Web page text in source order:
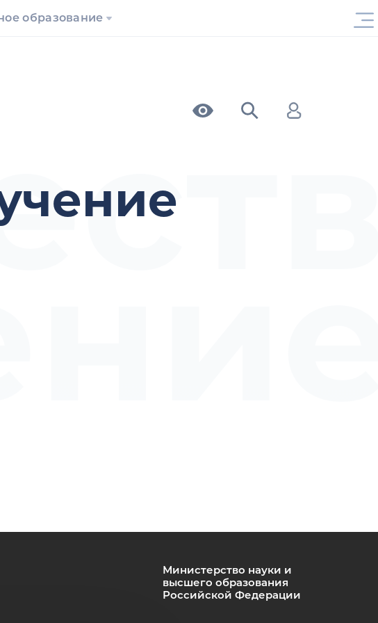
образование
Министерство науки и
высшего образования
Российской Федерации